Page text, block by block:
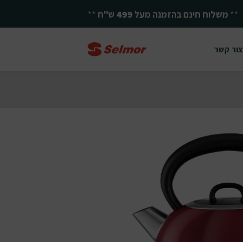
**יחד ננצח! **
צור קשר